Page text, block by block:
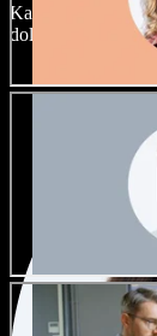
Každý projekt
dolaďte si ich